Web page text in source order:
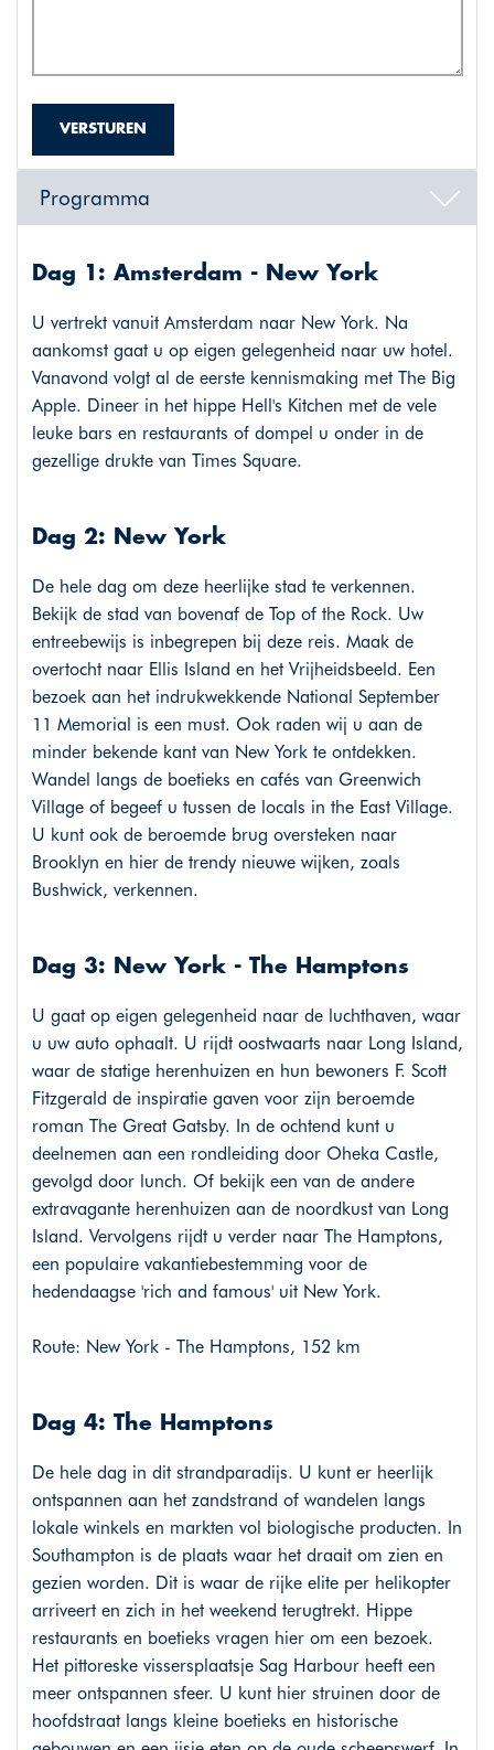
VERSTUREN
Programma
Dag 1: Amsterdam - New York
U vertrekt vanuit Amsterdam naar New York. Na
aankomst gaat u op eigen gelegenheid naar uw hotel.
Vanavond volgt al de eerste kennismaking met The Big
Apple. Dineer in het hippe Hell's Kitchen met de vele
leuke bars en restaurants of dompel u onder in de
gezellige drukte van Times Square.
Dag 2: New York
De hele dag om deze heerlijke stad te verkennen.
Bekijk de stad van bovenaf de Top of the Rock. Uw
entreebewijs is inbegrepen bij deze reis. Maak de
overtocht naar Ellis Island en het Vrijheidsbeeld. Een
bezoek aan het indrukwekkende National September
11 Memorial is een must. Ook raden wij u aan de
minder bekende kant van New York te ontdekken.
Wandel langs de boetieks en cafés van Greenwich
Village of begeef u tussen de locals in the East Village.
U kunt ook de beroemde brug oversteken naar
Brooklyn en hier de trendy nieuwe wijken, zoals
Bushwick, verkennen.
Dag 3: New York - The Hamptons
U gaat op eigen gelegenheid naar de luchthaven, waar
u uw auto ophaalt. U rijdt oostwaarts naar Long Island,
waar de statige herenhuizen en hun bewoners F. Scott
Fitzgerald de inspiratie gaven voor zijn beroemde
roman The Great Gatsby. In de ochtend kunt u
deelnemen aan een rondleiding door Oheka Castle,
gevolgd door lunch. Of bekijk een van de andere
extravagante herenhuizen aan de noordkust van Long
Island. Vervolgens rijdt u verder naar The Hamptons,
een populaire vakantiebestemming voor de
hedendaagse 'rich and famous' uit New York.
Route: New York - The Hamptons, 152 km
Dag 4: The Hamptons
De hele dag in dit strandparadijs. U kunt er heerlijk
ontspannen aan het zandstrand of wandelen langs
lokale winkels en markten vol biologische producten. In
Southampton is de plaats waar het draait om zien en
gezien worden. Dit is waar de rijke elite per helikopter
arriveert en zich in het weekend terugtrekt. Hippe
restaurants en boetieks vragen hier om een bezoek.
Het pittoreske vissersplaatsje Sag Harbour heeft een
meer ontspannen sfeer. U kunt hier struinen door de
hoofdstraat langs kleine boetieks en historische